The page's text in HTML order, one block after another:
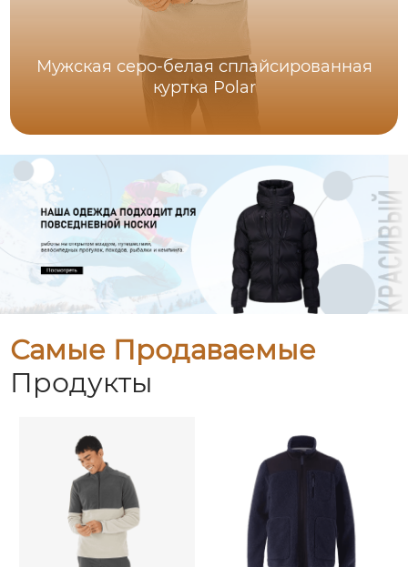
Мужская серо-белая сплайсированная
куртка Polar
Самые Продаваемые
Продукты